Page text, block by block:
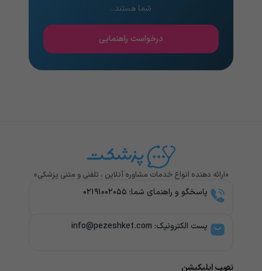
شما هستند..
درخواست راهنمایی
«ارائه دهنده انواع خدمات مشاوره آنلاین ، تلفنی و متنی پزشکی»
پاسخگو و راهنمای شما: ۰۲۱۹۱۰۰۲۰۵۵
پست الکترونیک: info@pezeshket.com​
نصب اپلیکیشن